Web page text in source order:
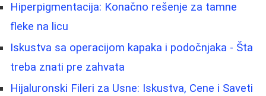
Hiperpigmentacija: Konačno rešenje za tamne
fleke na licu
Iskustva sa operacijom kapaka i podočnjaka - Šta
treba znati pre zahvata
Hijaluronski Fileri za Usne: Iskustva, Cene i Saveti